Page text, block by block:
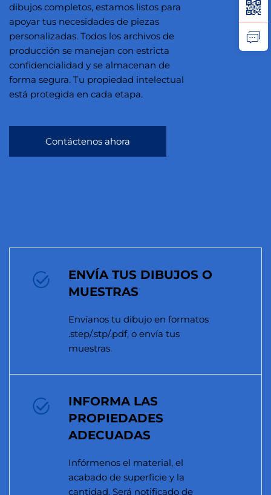
dibujos completos, estamos listos para
apoyar tus necesidades de piezas
personalizadas. Todos los archivos de
producción se manejan con estricta
confidencialidad y se almacenan de
forma segura. Tu propiedad intelectual
está protegida en cada etapa.
Contáctenos ahora
ENVÍA TUS DIBUJOS O
MUESTRAS
Envíanos tu dibujo en formatos
.step/.stp/.pdf, o envía tus
muestras.
INFORMA LAS
PROPIEDADES
ADECUADAS
Infórmenos el material, el
acabado de superficie y la
cantidad. Será notificado de